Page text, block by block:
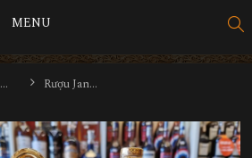
MENU
Rượu Hiếm - Cũ Rượu Janneau Extra Amagnac